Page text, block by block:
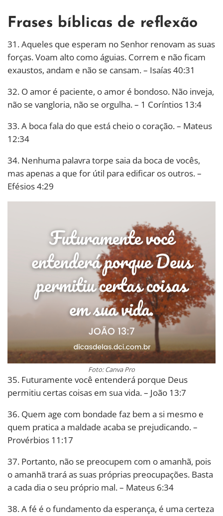
Frases bíblicas de reflexão
31. Aqueles que esperam no Senhor renovam as suas
forças. Voam alto como águias. Correm e não ficam
exaustos, andam e não se cansam. – Isaías 40:31
32. O amor é paciente, o amor é bondoso. Não inveja,
não se vangloria, não se orgulha. – 1 Coríntios 13:4
33. A boca fala do que está cheio o coração. – Mateus
12:34
34. Nenhuma palavra torpe saia da boca de vocês,
mas apenas a que for útil para edificar os outros. –
Efésios 4:29
Foto: Canva Pro
35. Futuramente você entenderá porque Deus
permitiu certas coisas em sua vida. – João 13:7
36. Quem age com bondade faz bem a si mesmo e
quem pratica a maldade acaba se prejudicando. –
Provérbios 11:17
37. Portanto, não se preocupem com o amanhã, pois
o amanhã trará as suas próprias preocupações. Basta
a cada dia o seu próprio mal. – Mateus 6:34
38. A fé é o fundamento da esperança, é uma certeza